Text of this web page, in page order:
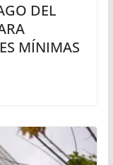
DEL
MÍNIMAS